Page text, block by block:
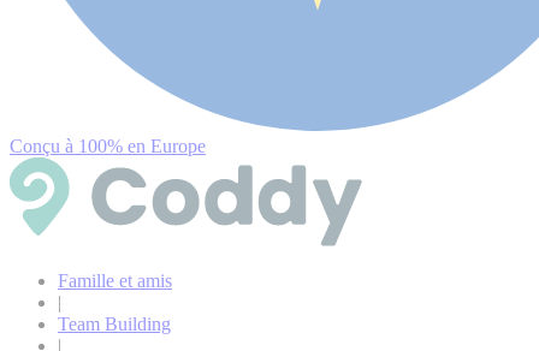
Conçu à 100% en Europe
Famille et amis
|
Team Building
|